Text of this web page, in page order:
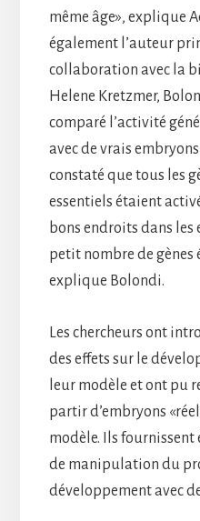
même âge», explique
également l’auteur
collaboration avec la
Helene Kretzmer,
comparé l’activité
avec de vrais
constaté que tous les
essentiels étaient
bons endroits dans
petit nombre de gènes
explique Bolondi.
Les chercheurs ont
des effets sur le
leur modèle et ont pu
partir d’embryons
modèle. Ils fournissent
de manipulation du
développement avec